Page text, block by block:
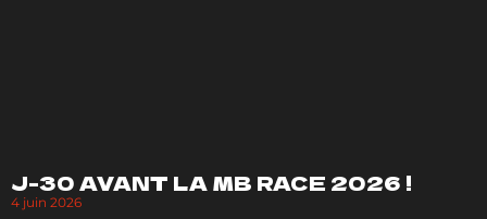
J-30 AVANT LA MB RACE 2026 !
4 juin 2026